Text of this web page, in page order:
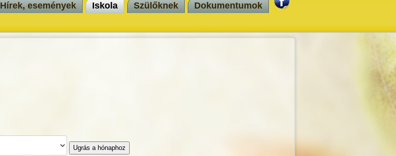
Hírek, események Iskola Szülőknek
Dokumentumok
Ugrás a hónaphoz